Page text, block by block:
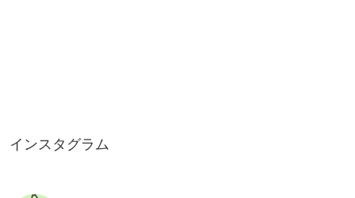
インスタグラム